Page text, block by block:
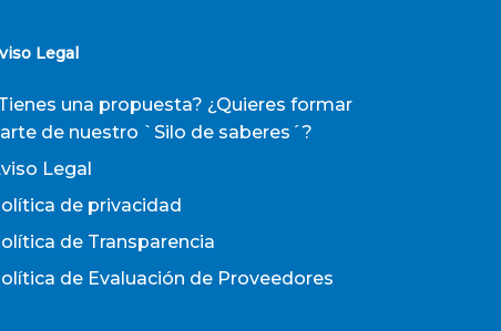
Legal
una propuesta? ¿Quieres formar
de nuestro `Silo de saberes´?
Legal
de privacidad
de Transparencia
de Evaluación de Proveedores